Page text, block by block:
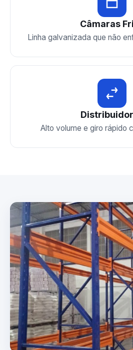
Câmaras
Linha galvanizada que não
Alto volume e giro rápido